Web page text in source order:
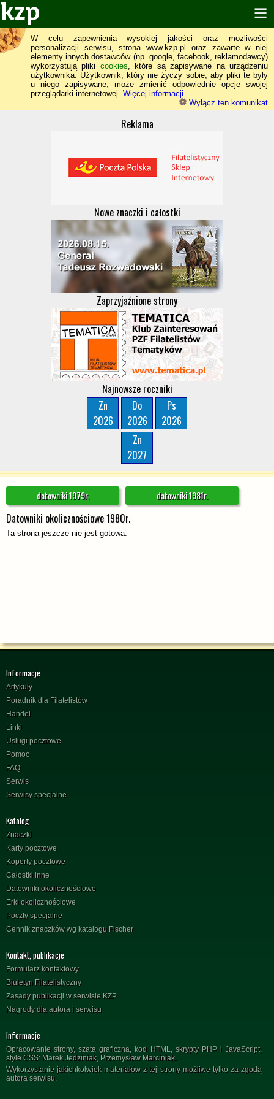
W celu zapewnienia wysokiej jakości oraz możliwości
personalizacji serwisu, strona www.kzp.pl oraz zawarte w niej
elementy innych dostawców (np. google, facebook, reklamodawcy)
wykorzystują pliki cookies, które są zapisywane na urządzeniu
użytkownika. Użytkownik, który nie życzy sobie, aby pliki te były
u niego zapisywane, może zmienić odpowiednie opcje swojej
przeglądarki internetowej. Więcej informacji...
Wyłącz ten komunikat
Reklama
Nowe znaczki i całostki
Zaprzyjaźnione strony
Najnowsze roczniki
Zn
2026
Do
2026
Ps
2026
Zn
2027
datowniki 1979r. datowniki 1981r.
Datowniki okolicznościowe 1980r.
Ta strona jeszcze nie jest gotowa.
Informacje
Artykuły
Poradnik dla Filatelistów
Handel
Linki
Usługi pocztowe
Pomoc
FAQ
Serwis
Serwisy specjalne
Katalog
Znaczki
Karty pocztowe
Koperty pocztowe
Całostki inne
Datowniki okolicznościowe
Erki okolicznościowe
Poczty specjalne
Cennik znaczków wg katalogu Fischer
Kontakt, publikacje
Formularz kontaktowy
Biuletyn Filatelistyczny
Zasady publikacji w serwisie KZP
Nagrody dla autora i serwisu
Informacje
Opracowanie strony, szata graficzna, kod HTML, skrypty PHP i JavaScript,
style CSS: Marek Jedziniak, Przemysław Marciniak.
Wykorzystanie jakichkolwiek materiałów z tej strony możliwe tylko za zgodą
autora serwisu.